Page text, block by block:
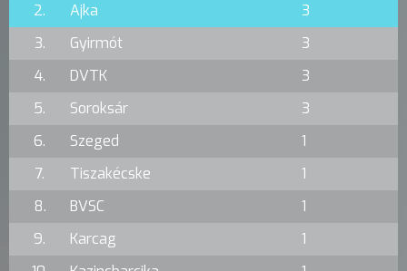
2.
Ajka
3
3.
Gyirmót
3
4.
DVTK
3
5.
Soroksár
3
6.
Szeged
1
7.
Tiszakécske
1
8.
BVSC
1
9.
Karcag
1